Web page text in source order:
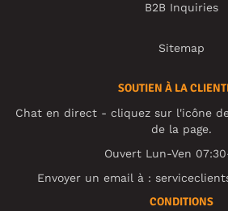
B2B Inquiries
Sitemap
SOUTIEN À LA
Chat en direct - cliquez sur l'icône
de la page.
Ouvert Lun-Ven
Envoyer un email à :
CONDITIONS